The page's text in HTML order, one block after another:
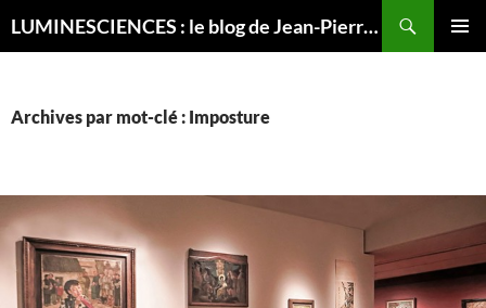
LUMINESCIENCES : le blog de Jean-Pierre LUMINET, astrophysicien
Archives par mot-clé : Imposture